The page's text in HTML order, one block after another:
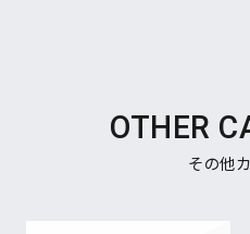
OTHER
その他